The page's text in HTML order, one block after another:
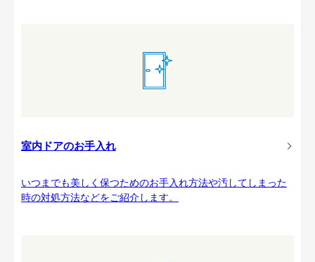
室内ドアのお手入れ
いつまでも美しく保つためのお手入れ方法や汚してしまった
時の対処方法などをご紹介します。